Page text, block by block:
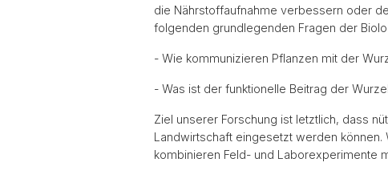
die Nährstoffaufnahme verbessern oder
folgenden grundlegenden Fragen der
- Wie kommunizieren Pflanzen mit der
- Was ist der funktionelle Beitrag der
Ziel unserer Forschung ist letztlich, dass
Landwirtschaft eingesetzt werden können.
kombinieren Feld- und Laborexperimente